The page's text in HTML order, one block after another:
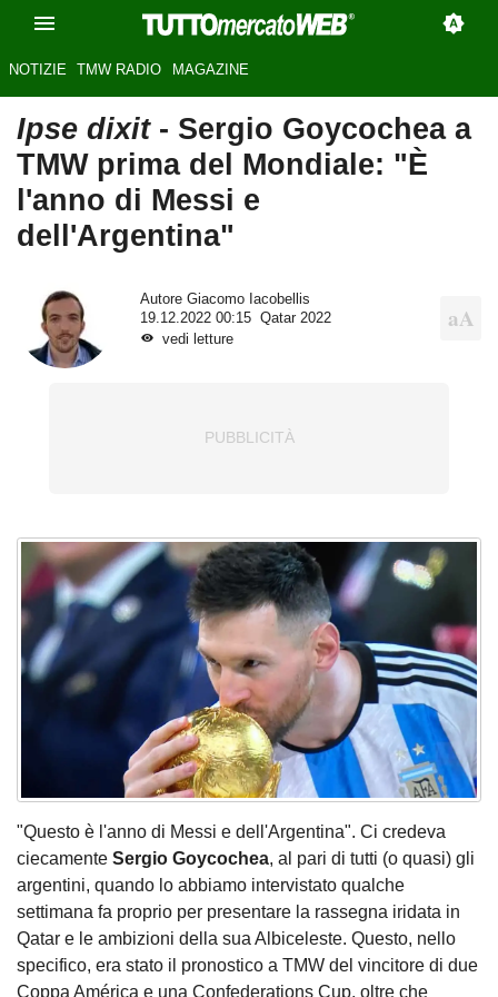
NOTIZIE TMW RADIO MAGAZINE
Ipse dixit- Sergio Goycochea a
TMW prima del Mondiale: "È
l'anno di Messi e
dell'Argentina"
Autore Giacomo Iacobellis
19.12.2022 00:15
Qatar 2022
vedi letture
"Questo è l'anno di Messi e dell'Argentina". Ci credeva
ciecamente Sergio Goycochea, al pari di tutti (o quasi) gli
argentini, quando lo abbiamo intervistato qualche
settimana fa proprio per presentare la rassegna iridata in
Qatar e le ambizioni della sua Albiceleste. Questo, nello
specifico, era stato il pronostico a TMW del vincitore di due
Coppa América e una Confederations Cup, oltre che